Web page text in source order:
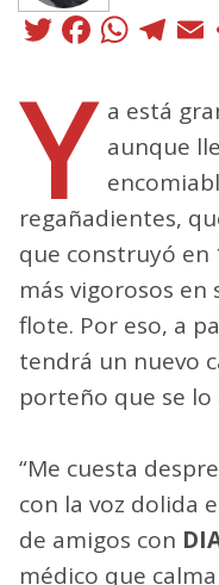
Twitter
Y a está
aunque
regañadientes,
que construyó en
más vigorosos
flote. Por eso, a
tendrá un nuevo
porteño que se lo
“Me cuesta
con la voz dolida
de amigos con
médico que